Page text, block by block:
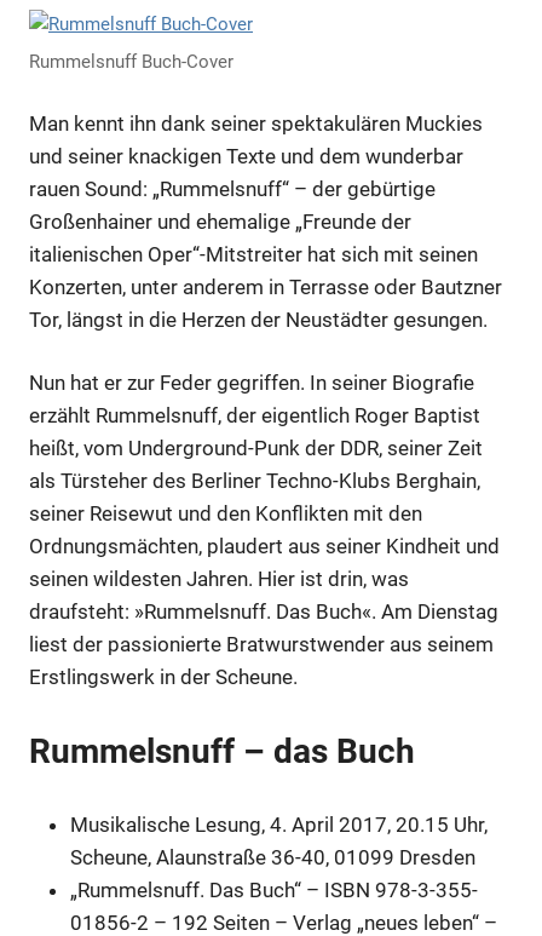
Rummelsnuff Buch-Cover
Man kennt ihn dank seiner spektakulären Muckies
und seiner knackigen Texte und dem wunderbar
rauen Sound: „Rummelsnuff“ – der gebürtige
Großenhainer und ehemalige „Freunde der
italienischen Oper“-Mitstreiter hat sich mit seinen
Konzerten, unter anderem in Terrasse oder Bautzner
Tor, längst in die Herzen der Neustädter gesungen.
Nun hat er zur Feder gegriffen. In seiner Biografie
erzählt Rummelsnuff, der eigentlich Roger Baptist
heißt, vom Underground-Punk der DDR, seiner Zeit
als Türsteher des Berliner Techno-Klubs Berghain,
seiner Reisewut und den Konflikten mit den
Ordnungsmächten, plaudert aus seiner Kindheit und
seinen wildesten Jahren. Hier ist drin, was
draufsteht: »Rummelsnuff. Das Buch«. Am Dienstag
liest der passionierte Bratwurstwender aus seinem
Erstlingswerk in der Scheune.
Rummelsnuff – das Buch
Musikalische Lesung, 4. April 2017, 20.15 Uhr,
Scheune, Alaunstraße 36-40, 01099 Dresden
„Rummelsnuff. Das Buch“ – ISBN 978-3-355-
01856-2 – 192 Seiten – Verlag „neues leben“ –